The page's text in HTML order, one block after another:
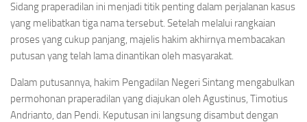
Sidang praperadilan ini menjadi titik penting dalam perjalanan kasus
yang melibatkan tiga nama tersebut. Setelah melalui rangkaian
proses yang cukup panjang, majelis hakim akhirnya membacakan
putusan yang telah lama dinantikan oleh masyarakat.
Dalam putusannya, hakim Pengadilan Negeri Sintang mengabulkan
permohonan praperadilan yang diajukan oleh Agustinus, Timotius
Andrianto, dan Pendi. Keputusan ini langsung disambut dengan